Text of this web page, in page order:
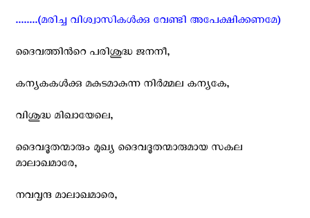
........(മരിച്ച വിശ്വാസികള്‍ക്കു വേണ്ടി അപേക്ഷിക്കണമേ)
ദൈവത്തിന്‍റെ പരിശുദ്ധ ജനനീ,
കന്യകകള്‍ക്കു മകുടമാകുന്ന നിര്‍മ്മല കന്യകേ,
വിശുദ്ധ മിഖായേലെ,
ദൈവദൂതന്മാരും മുഖ്യ ദൈവദൂതന്മാരുമായ സകല
മാലാഖമാരേ,
നവവൃന്ദ മാലാഖമാരെ,